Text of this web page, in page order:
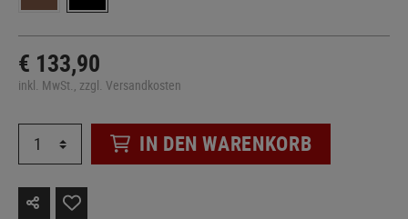
€ 133,90
inkl. MwSt., zzgl. Versandkosten
IN DEN WARENKORB